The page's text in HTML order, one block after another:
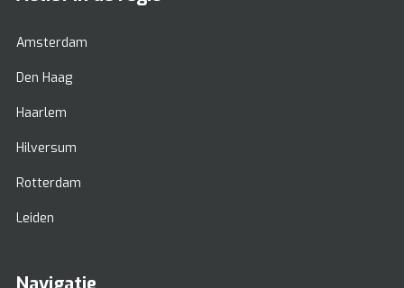
Amsterdam
Den Haag
Haarlem
Hilversum
Rotterdam
Leiden